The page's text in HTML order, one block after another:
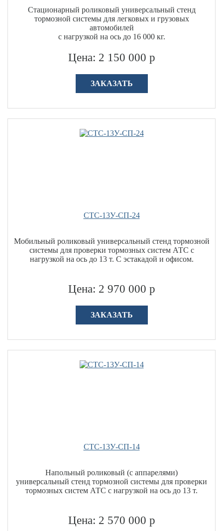
Стационарный роликовый универсальный стенд
тормозной системы для легковых и грузовых
автомобилей
с нагрузкой на ось до 16 000 кг.
Цена: 2 150 000 р
ЗАКАЗАТЬ
СТС-13У-СП-24
Мобильный роликовый универсальный стенд тормозной
системы для проверки тормозных систем АТС с
нагрузкой на ось до 13 т. С эстакадой и офисом.
Цена: 2 970 000 р
ЗАКАЗАТЬ
СТС-13У-СП-14
Напольный роликовый (с аппарелями)
универсальный стенд тормозной системы для проверки
тормозных систем АТС с нагрузкой на ось до 13 т.
Цена: 2 570 000 р